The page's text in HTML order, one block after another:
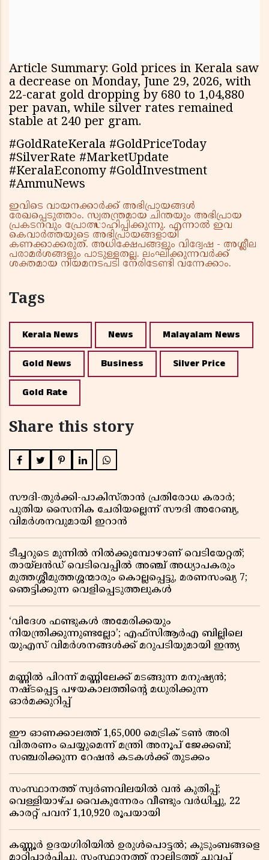
Article Summary: Gold prices in Kerala saw
a decrease on Monday, June 29, 2026, with
22-carat gold dropping by ₹680 to ₹1,04,880
per pavan, while silver rates remained
stable at ₹240 per gram.
#GoldRateKerala #GoldPriceToday
#SilverRate #MarketUpdate
#KeralaEconomy #GoldInvestment
#AmmuNews
ഇവിടെ വായനക്കാർക്ക് അഭിപ്രായങ്ങൾ
രേഖപ്പെടുത്താം. സ്വതന്ത്രമായ ചിന്തയും അഭിപ്രായ
പ്രകടനവും പ്രോത്സാഹിപ്പിക്കുന്നു. എന്നാൽ ഇവ
കെവാർത്തയുടെ അഭിപ്രായങ്ങളായി
കണക്കാക്കരുത്. അധിക്ഷേപങ്ങളും വിദ്വേഷ - അശ്ലീല
പരാമർശങ്ങളും പാടുള്ളതല്ല. ലംഘിക്കുന്നവർക്ക്
ശക്തമായ നിയമനടപടി നേരിടേണ്ടി വന്നേക്കാം.
Tags
Kerala News News Malayalam News
Gold News Business Silver Price
Gold Rate
Share this story
സൗദി-തുർക്കി-പാകിസ്താൻ പ്രതിരോധ കരാർ;
പുതിയ സൈനിക ചേരിയല്ലെന്ന് സൗദി അറേബ്യ,
വിമർശനവുമായി ഇറാൻ
ടീച്ചറുടെ മുന്നിൽ നിൽക്കുമ്പോഴാണ് വെടിയേറ്റത്;
തായ്‌ലൻഡ് വെടിവെപ്പിൽ അഞ്ച് അധ്യാപകരും
മുത്തശ്ശീമുത്തശ്ശന്മാരും കൊല്ലപ്പെട്ടു, മരണസംഖ്യ 7;
ഞെട്ടിക്കുന്ന വെളിപ്പെടുത്തലുകൾ
‘വിദേശ ഫണ്ടുകൾ അമേരിക്കയും
നിയന്ത്രിക്കുന്നുണ്ടല്ലോ’; എഫ്സിആർഎ ബില്ലിലെ
യുഎസ് വിമർശനങ്ങൾക്ക് മറുപടിയുമായി ഇന്ത്യ
മണ്ണിൽ പിറന്ന് മണ്ണിലേക്ക് മടങ്ങുന്ന മനുഷ്യൻ;
നഷ്ടപ്പെട്ട പഴയകാലത്തിൻ്റെ മധുരിക്കുന്ന
ഓർമക്കുറിപ്പ്
ഈ ഓണക്കാലത്ത് 1,65,000 മെട്രിക് ടൺ അരി
വിതരണം ചെയ്യുമെന്ന് മന്ത്രി അനൂപ് ജേക്കബ്;
സഞ്ചരിക്കുന്ന റേഷൻ കടകൾക്ക് തുടക്കം
സംസ്ഥാനത്ത് സ്വർണവിലയിൽ വൻ കുതിപ്പ്;
വെള്ളിയാഴ്ച വൈകുന്നേരം വീണ്ടും വർധിച്ചു, 22
കാരറ്റ് പവന് 1,10,920 രൂപയായി
കണ്ണൂർ ഉദയഗിരിയിൽ ഉരുൾപൊട്ടൽ; കുടുംബങ്ങളെ